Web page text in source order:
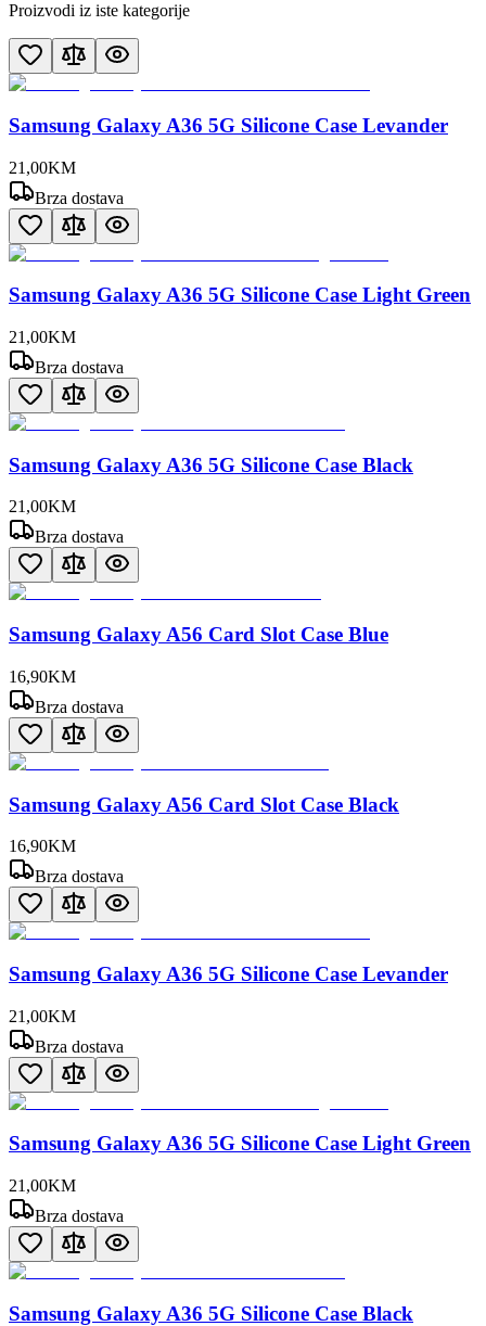
Proizvodi iz iste kategorije
Samsung Galaxy A36 5G Silicone Case Levander
21 ,00KM
Brza dostava
Samsung Galaxy A36 5G Silicone Case Light Green
21 ,00KM
Brza dostava
Samsung Galaxy A36 5G Silicone Case Black
21,00KM
Brza dostava
Samsung Galaxy A56 Card Slot Case Blue
16,90KM
Brza dostava
Samsung Galaxy A56 Card Slot Case Black
16,90KM
Brza dostava
Samsung Galaxy A36 5G Silicone Case Levander
21 ,00KM
Brza dostava
Samsung Galaxy A36 5G Silicone Case Light Green
21 ,00KM
Brza dostava
Samsung Galaxy A36 5G Silicone Case Black